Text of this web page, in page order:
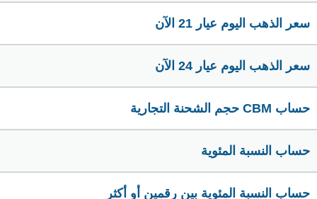
سعر الذهب اليوم عيار 21 الآن
سعر الذهب اليوم عيار 24 الآن
حساب CBM حجم الشحنة التجارية
حساب النسبة المئوية
حساب النسبة المئوية بين رقمين أو أكثر